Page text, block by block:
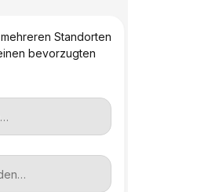
Standorten
bevorzugten